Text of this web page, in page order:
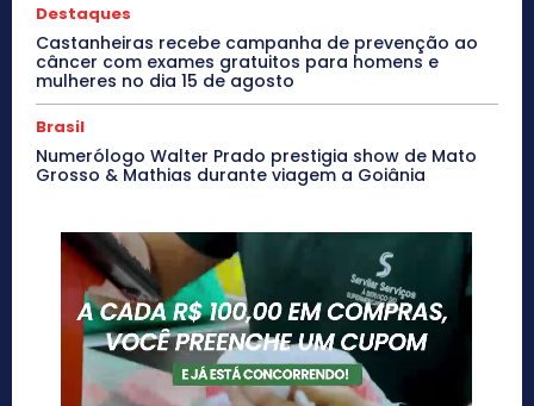
Destaques
Castanheiras recebe campanha de prevenção ao
câncer com exames gratuitos para homens e
mulheres no dia 15 de agosto
Brasil
Numerólogo Walter Prado prestigia show de Mato
Grosso & Mathias durante viagem a Goiânia